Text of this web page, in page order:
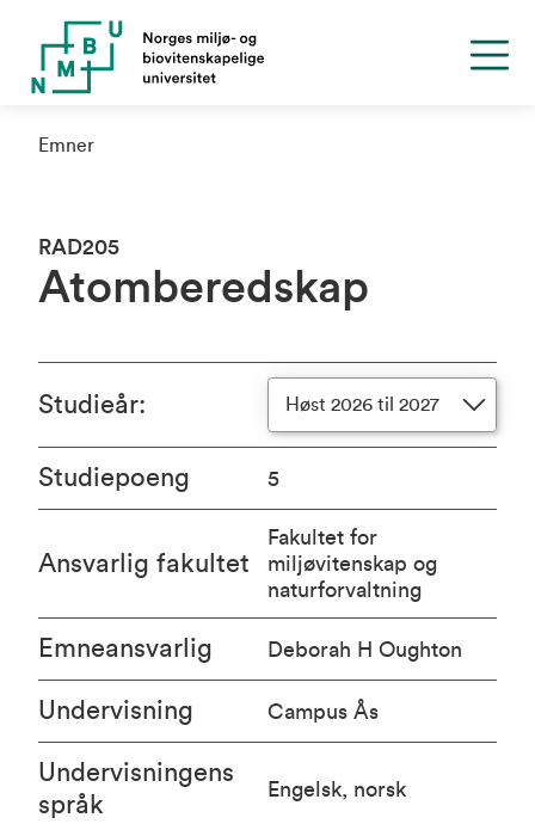
Emner
RAD205
Atomberedskap
Studieår: Høst 2026 til 2027
Studiepoeng 5
Ansvarlig fakultet
Fakultet for
miljøvitenskap og
naturforvaltning
Emneansvarlig Deborah H Oughton
Undervisning Campus Ås
Undervisningens
språk
Engelsk, norsk